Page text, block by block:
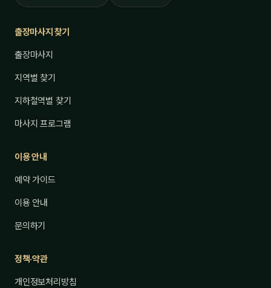
출장마사지 찾기
출장마사지
지역별 찾기
지하철역별 찾기
마사지 프로그램
이용 안내
예약 가이드
이용 안내
문의하기
정책·약관
개인정보처리방침